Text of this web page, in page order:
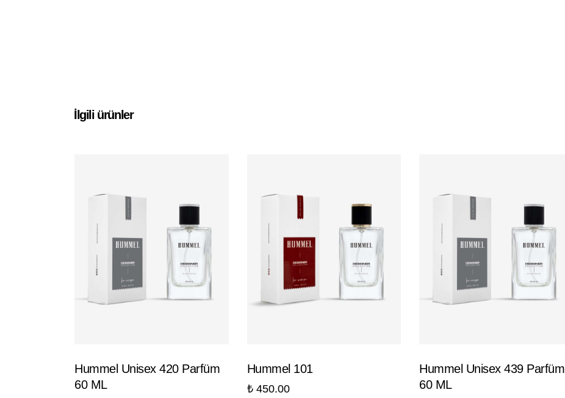
İlgili ürünler
Hummel Unisex 420 Parfüm
60 ML
Hummel 101
₺450.00
Hummel Unisex 439 Parfüm
60 ML